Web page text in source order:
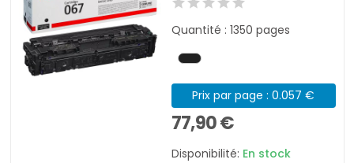
Quantité : 1350 pages
Prix par page : 0.057 €
77,90 €
Disponibilité: En stock